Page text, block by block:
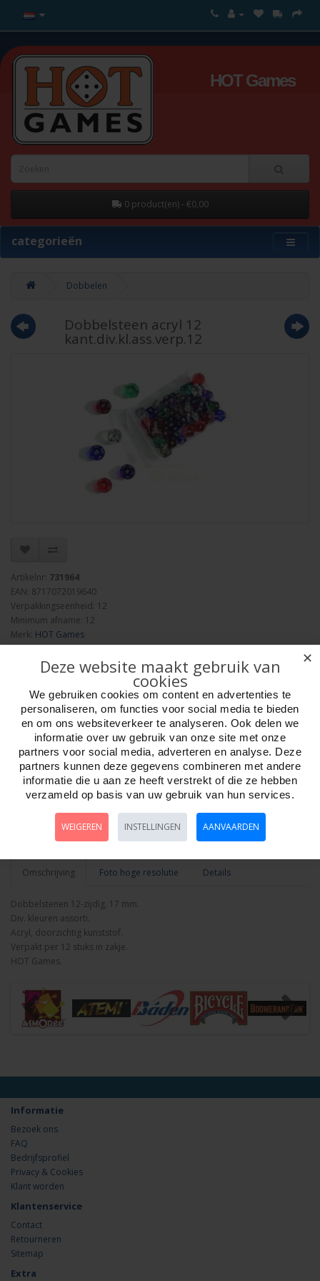
HOT Games
0 product(en) - €0,00
categorieën
Dobbelen
Dobbelsteen acryl 12
kant.div.kl.ass.verp.12
Artikelnr: 731964
EAN: 8717072019640
Verpakkingseenheid: 12
Minimum afname: 12
Merk: HOT Games
Aantal
Bestellen
Minimum afname:
Omschrijving Foto hoge resolutie Details
Dobbelstenen 12-zijdig. 17 mm.
Div. kleuren assorti.
Acryl, doorzichtig kunststof.
Verpakt per 12 stuks in zakje.
HOT Games.
Informatie
Bezoek ons
FAQ
Bedrijfsprofiel
Privacy & Cookies
Klant worden
Klantenservice
Contact
Retourneren
Sitemap
Extra
✕
Deze website maakt gebruik van
cookies
We gebruiken cookies om content en advertenties te
personaliseren, om functies voor social media te bieden
en om ons websiteverkeer te analyseren. Ook delen we
informatie over uw gebruik van onze site met onze
partners voor social media, adverteren en analyse. Deze
partners kunnen deze gegevens combineren met andere
informatie die u aan ze heeft verstrekt of die ze hebben
verzameld op basis van uw gebruik van hun services.
WEIGEREN INSTELLINGEN AANVAARDEN